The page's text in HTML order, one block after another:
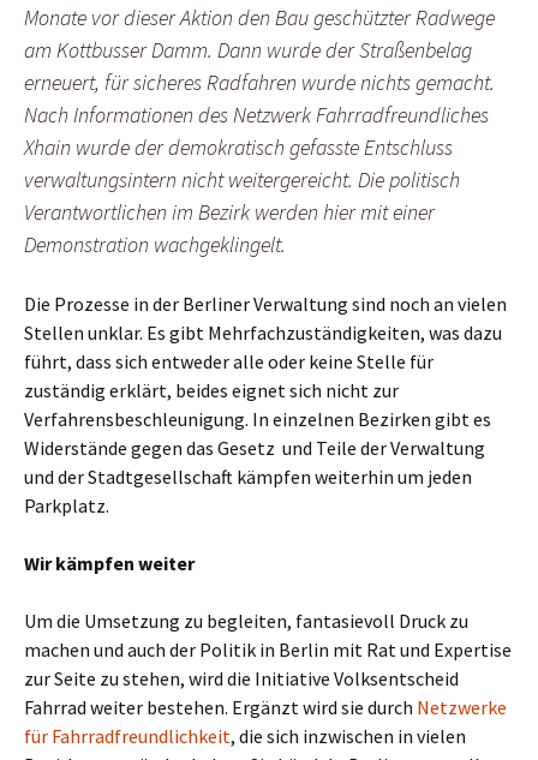
Monate vor dieser Aktion den Bau geschützter Radwege
am Kottbusser Damm. Dann wurde der Straßenbelag
erneuert, für sicheres Radfahren wurde nichts gemacht.
Nach Informationen des Netzwerk Fahrradfreundliches
Xhain wurde der demokratisch gefasste Entschluss
verwaltungsintern nicht weitergereicht. Die politisch
Verantwortlichen im Bezirk werden hier mit einer
Demonstration wachgeklingelt.
Die Prozesse in der Berliner Verwaltung sind noch an vielen
Stellen unklar. Es gibt Mehrfachzuständigkeiten, was dazu
führt, dass sich entweder alle oder keine Stelle für
zuständig erklärt, beides eignet sich nicht zur
Verfahrensbeschleunigung. In einzelnen Bezirken gibt es
Widerstände gegen das Gesetz und Teile der Verwaltung
und der Stadtgesellschaft kämpfen weiterhin um jeden
Parkplatz.
Wir kämpfen weiter
Um die Umsetzung zu begleiten, fantasievoll Druck zu
machen und auch der Politik in Berlin mit Rat und Expertise
zur Seite zu stehen, wird die Initiative Volksentscheid
Fahrrad weiter bestehen. Ergänzt wird sie durch Netzwerke
für Fahrradfreundlichkeit, die sich inzwischen in vielen